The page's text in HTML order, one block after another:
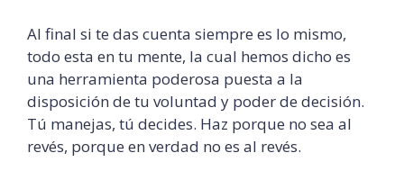
Al final si te das cuenta siempre es lo mismo,
todo esta en tu mente, la cual hemos dicho es
una herramienta poderosa puesta a la
disposición de tu voluntad y poder de decisión.
Tú manejas, tú decides. Haz porque no sea al
revés, porque en verdad no es al revés.